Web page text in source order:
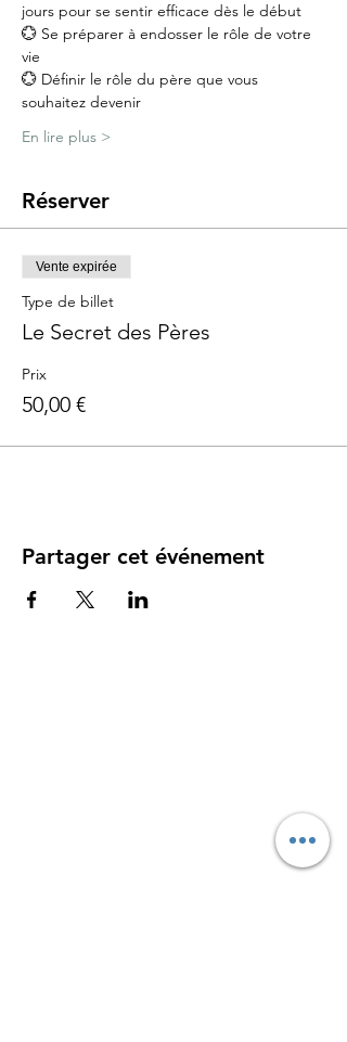
jours pour se sentir efficace dès le début
💮 Se préparer à endosser le rôle de votre
vie
💮 Définir le rôle du père que vous
souhaitez devenir
En lire plus >
Réserver
Vente expirée
Type de billet
Le Secret des Pères
Prix
50,00 €
Partager cet événement